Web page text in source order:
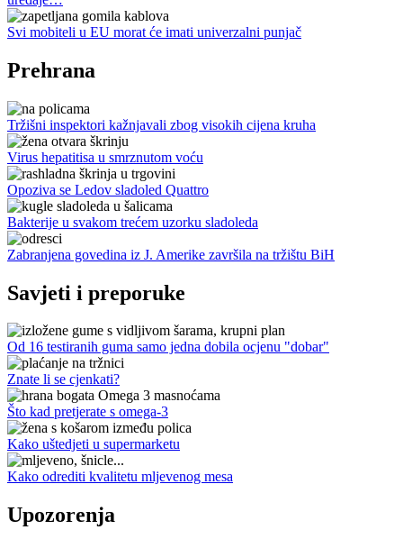
Svi mobiteli u EU morat će imati univerzalni punjač
Prehrana
Tržišni inspektori kažnjavali zbog visokih cijena kruha
Virus hepatitisa u smrznutom voću
Opoziva se Ledov sladoled Quattro
Bakterije u svakom trećem uzorku sladoleda
Zabranjena govedina iz J. Amerike završila na tržištu BiH
Savjeti i preporuke
Od 16 testiranih guma samo jedna dobila ocjenu "dobar"
Znate li se cjenkati?
Što kad pretjerate s omega-3
Kako uštedjeti u supermarketu
Kako odrediti kvalitetu mljevenog mesa
Upozorenja